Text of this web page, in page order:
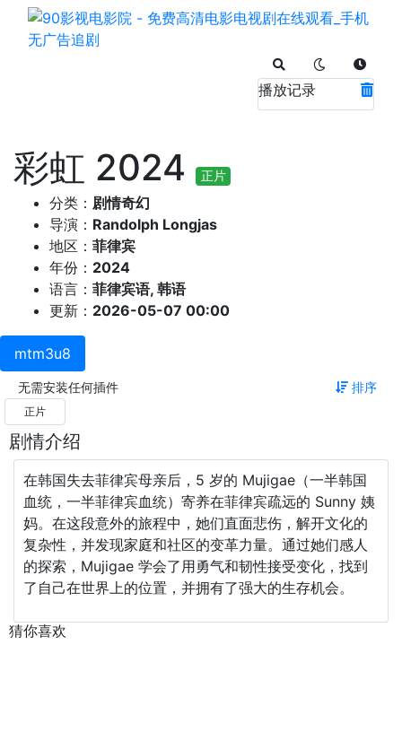
播放记录
彩虹 2024 正片
分类： 剧情奇幻
导演： Randolph Longjas
地区： 菲律宾
年份： 2024
语言： 菲律宾语, 韩语
更新： 2026-05-07 00:00
mtm3u8
无需安装任何插件 排序
正片
剧情介绍
在韩国失去菲律宾母亲后，5 岁的 Mujigae（一半韩国
血统，一半菲律宾血统）寄养在菲律宾疏远的 Sunny 姨
妈。在这段意外的旅程中，她们直面悲伤，解开文化的
复杂性，并发现家庭和社区的变革力量。通过她们感人
的探索，Mujigae 学会了用勇气和韧性接受变化，找到
了自己在世界上的位置，并拥有了强大的生存机会。
猜你喜欢